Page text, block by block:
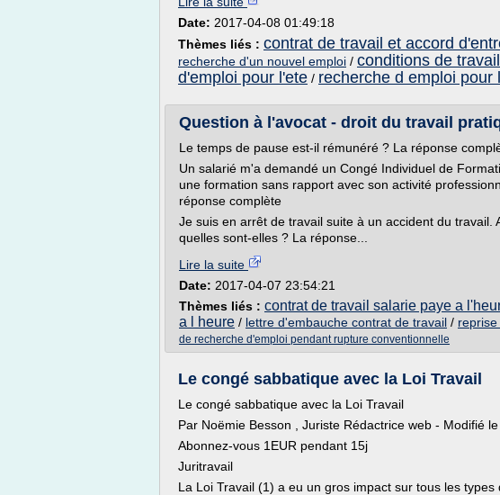
Date: 2017-04-08 01:49:18
Thèmes liés : contrat de travail et accord
recherche d'un nouvel emploi / conditions de
d'emploi pour l'ete / recherche d emploi pour
Question à l'avocat - droit du travail
Le temps de pause est-il rémunéré ? La réponse
Un salarié m'a demandé un Congé Individuel de
une formation sans rapport avec son activité
réponse complète
Je suis en arrêt de travail suite à un accident du travail.
quelles sont-elles ? La réponse...
Lire la suite
Date: 2017-04-07 23:54:21
Thèmes liés : contrat de travail salarie paye a
a l heure / lettre d'embauche contrat de travail /
de recherche d'emploi pendant rupture conventionnelle
Le congé sabbatique avec la Loi Travail
Le congé sabbatique avec la Loi Travail
Par Noëmie Besson , Juriste Rédactrice web - Modifié
Abonnez-vous 1EUR pendant 15j
Juritravail
La Loi Travail (1) a eu un gros impact sur tous les